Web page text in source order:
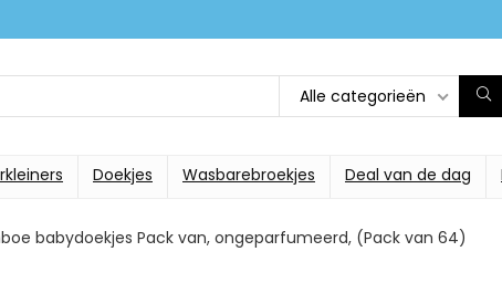
Alle categorieën
Doekjes Wasbarebroekjes Deal van de dag
babydoekjes Pack van, ongeparfumeerd, (Pack van 64)